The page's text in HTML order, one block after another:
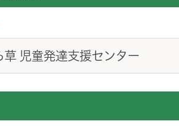
児童発達支援センター